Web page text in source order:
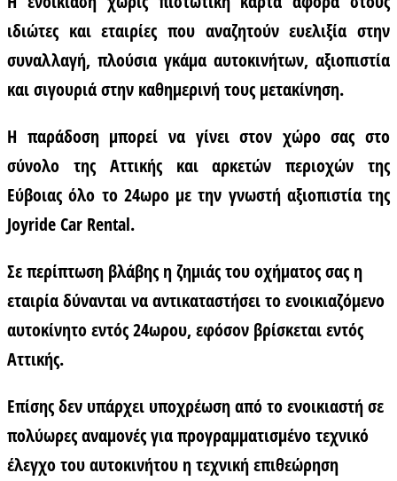
ιδιώτες και εταιρίες που αναζητούν ευελιξία στην
συναλλαγή, πλούσια γκάμα αυτοκινήτων, αξιοπιστία
και σιγουριά στην καθημερινή τους μετακίνηση.
Η παράδοση μπορεί να γίνει στον χώρο σας στο
σύνολο της Αττικής και αρκετών περιοχών της
Εύβοιας όλο το 24ωρο με την γνωστή αξιοπιστία της
Joyride Car Rental.
Σε περίπτωση βλάβης η ζημιάς του οχήματος σας η
εταιρία δύνανται να αντικαταστήσει το ενοικιαζόμενο
αυτοκίνητο εντός 24ωρου, εφόσον βρίσκεται εντός
Αττικής.
Επίσης δεν υπάρχει υποχρέωση από το ενοικιαστή σε
πολύωρες αναμονές για προγραμματισμένο τεχνικό
έλεγχο του αυτοκινήτου η τεχνική επιθεώρηση